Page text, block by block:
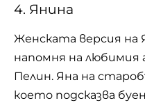
4. Янина
Женската версия на
напомня на любимия
Пелин. Яна на
което подсказва